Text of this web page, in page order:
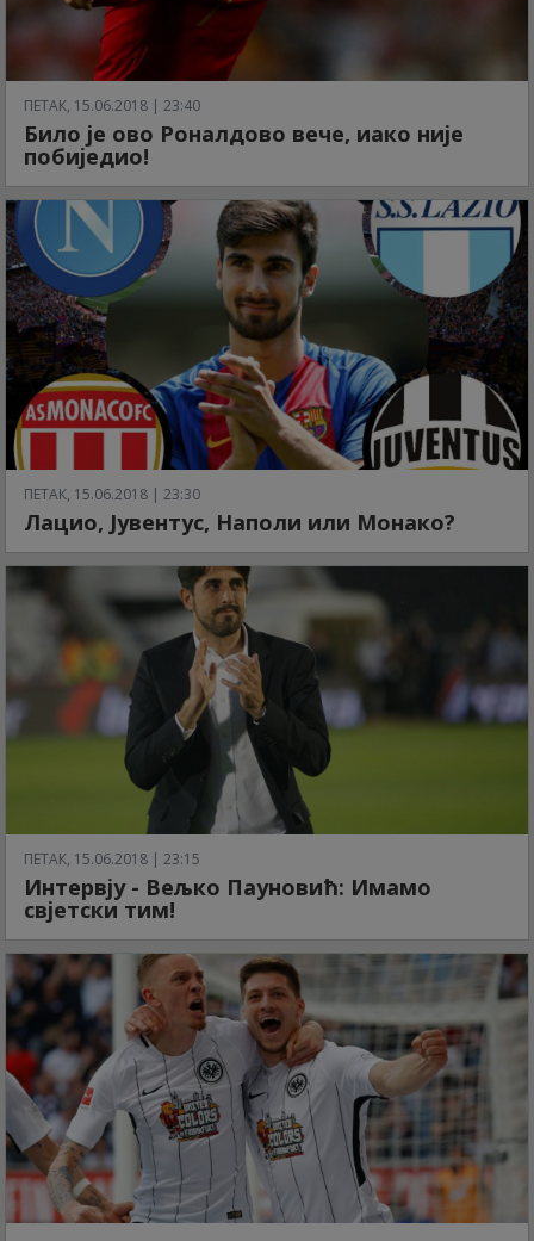
ПЕТАК, 15.06.2018 | 23:40
Било је ово Роналдово вече, иако није
побиједио!
ПЕТАК, 15.06.2018 | 23:30
Лацио, Јувентус, Наполи или Монако?
ПЕТАК, 15.06.2018 | 23:15
Интервју - Вељко Пауновић: Имамо
свјетски тим!